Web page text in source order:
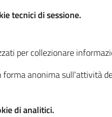
tecnici di sessione.
per collezionare
anonima sull'attività
di analitici.